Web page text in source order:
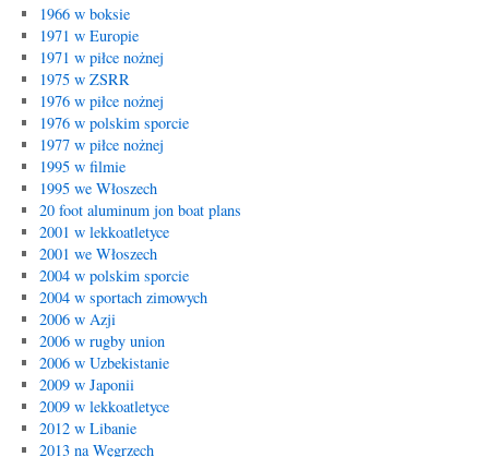
1966 w boksie
1971 w Europie
1971 w piłce nożnej
1975 w ZSRR
1976 w piłce nożnej
1976 w polskim sporcie
1977 w piłce nożnej
1995 w filmie
1995 we Włoszech
20 foot aluminum jon boat plans
2001 w lekkoatletyce
2001 we Włoszech
2004 w polskim sporcie
2004 w sportach zimowych
2006 w Azji
2006 w rugby union
2006 w Uzbekistanie
2009 w Japonii
2009 w lekkoatletyce
2012 w Libanie
2013 na Węgrzech